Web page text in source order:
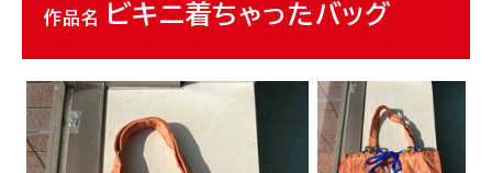
トート・アズ・キャンバストップ
トート・アズ・キャンバス お取り扱い店
作品名 ビキニ着ちゃったバッグ